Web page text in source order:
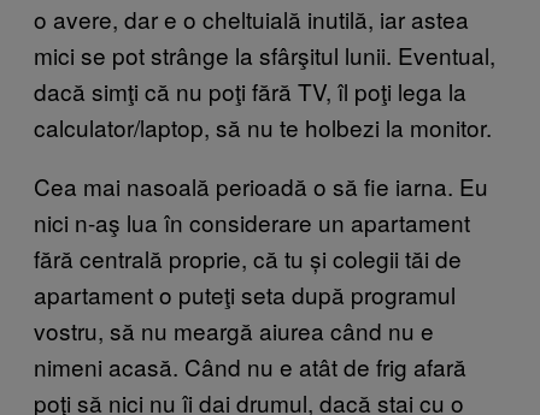
o avere, dar e o cheltuială inutilă, iar astea
mici se pot strânge la sfârşitul lunii. Eventual,
dacă simţi că nu poţi fără TV, îl poţi lega la
calculator/laptop, să nu te holbezi la monitor.
Cea mai nasoală perioadă o să fie iarna. Eu
nici n-aş lua în considerare un apartament
fără centrală proprie, că tu și colegii tăi de
apartament o puteţi seta după programul
vostru, să nu meargă aiurea când nu e
nimeni acasă. Când nu e atât de frig afară
poţi să nici nu îi dai drumul, dacă stai cu o